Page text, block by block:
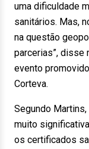
uma dificuldade
sanitários. Mas,
na questão
parcerias”, disse
evento
Corteva.
Segundo
muito
os certificados